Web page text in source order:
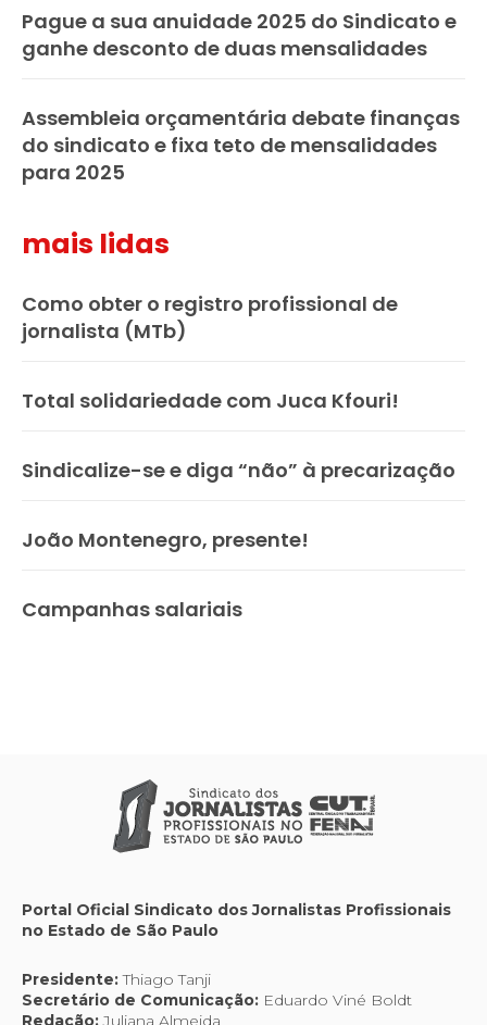
Pague a sua anuidade 2025 do Sindicato e
ganhe desconto de duas mensalidades
Assembleia orçamentária debate finanças
do sindicato e fixa teto de mensalidades
para 2025
mais lidas
Como obter o registro profissional de
jornalista (MTb)
Total solidariedade com Juca Kfouri!
Sindicalize-se e diga “não” à precarização
João Montenegro, presente!
Campanhas salariais
Portal Oficial Sindicato dos Jornalistas Profissionais
no Estado de São Paulo
Presidente:Thiago Tanji
Secretário de Comunicação: Eduardo Viné Boldt
Redação:Juliana Almeida